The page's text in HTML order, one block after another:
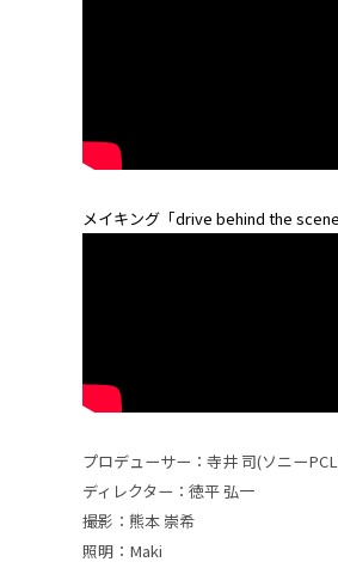
メイキング「drive behind the
プロデューサー：寺井 司(ソニー
ディレクター：徳平 弘一
撮影：熊本 崇希
照明：Maki